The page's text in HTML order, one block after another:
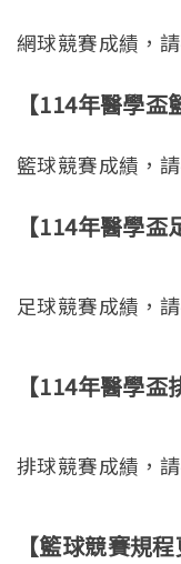
網球競賽成績，
【114年醫學
籃球競賽成績，
【114年醫學
足球競賽成績，
【114年醫學
排球競賽成績，
【籃球競賽規